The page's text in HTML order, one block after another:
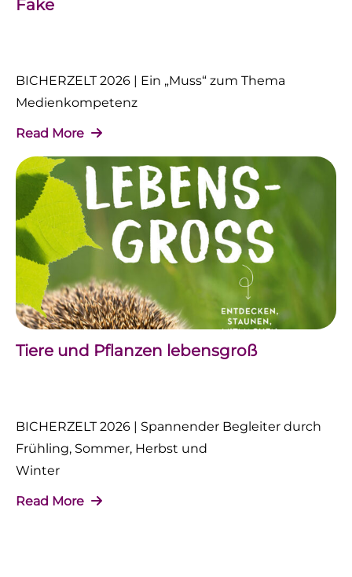
Fake
BICHERZELT 2026 | Ein „Muss“ zum Thema
Medienkompetenz
Read More
Tiere und Pflanzen lebensgroß
BICHERZELT 2026 | Spannender Begleiter durch
Frühling, Sommer, Herbst und
Winter
Read More